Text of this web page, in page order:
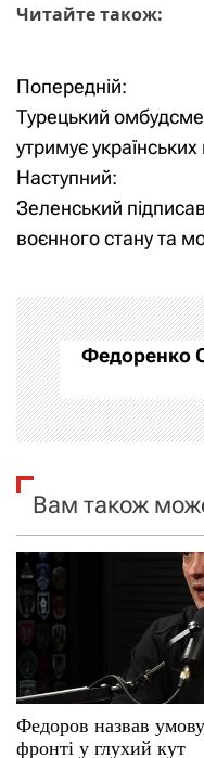
Читайте також:
Н
а
в
і
а
ц
і
а
п
и
с
і
Попередній:
Турецький
утримує
Наступний:
Зеленський
воєнного стану та
Федоренко
Вам також
Федоров назвав
фронті у глухий кут